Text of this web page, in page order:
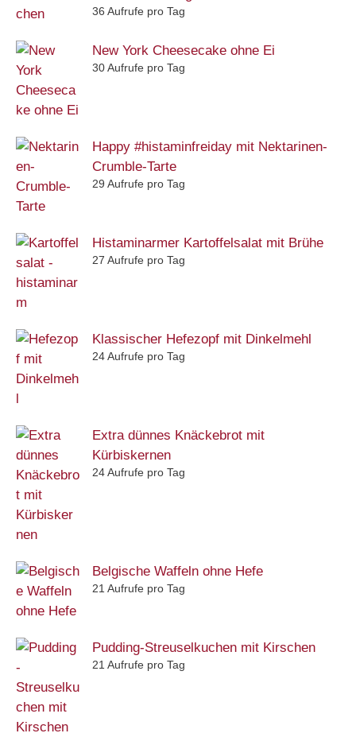
36 Aufrufe pro Tag
New York Cheesecake ohne Ei
30 Aufrufe pro Tag
Happy #histaminfreiday mit Nektarinen-
Crumble-Tarte
29 Aufrufe pro Tag
Histaminarmer Kartoffelsalat mit Brühe
27 Aufrufe pro Tag
Klassischer Hefezopf mit Dinkelmehl
24 Aufrufe pro Tag
Extra dünnes Knäckebrot mit
Kürbiskernen
24 Aufrufe pro Tag
Belgische Waffeln ohne Hefe
21 Aufrufe pro Tag
Pudding-Streuselkuchen mit Kirschen
21 Aufrufe pro Tag